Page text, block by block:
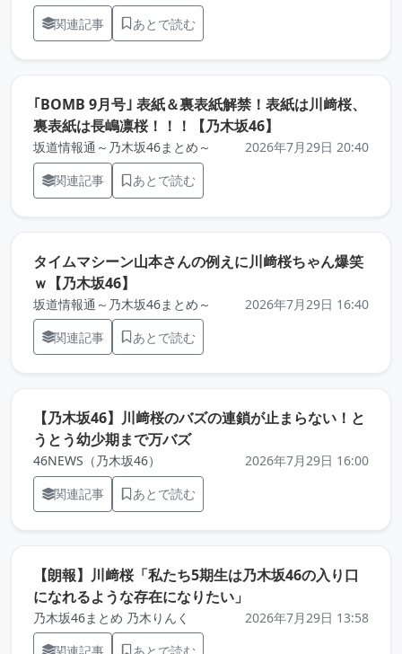
関連記事
あとで読む
｢BOMB 9月号｣ 表紙＆裏表紙解禁！表紙は川﨑桜、
裏表紙は長嶋凛桜！！！【乃木坂46】
坂道情報通～乃木坂46まとめ～
2026年7月29日 20:40
関連記事
あとで読む
タイムマシーン山本さんの例えに川﨑桜ちゃん爆笑
ｗ【乃木坂46】
坂道情報通～乃木坂46まとめ～
2026年7月29日 16:40
関連記事
あとで読む
【乃木坂46】川﨑桜のバズの連鎖が止まらない！と
うとう幼少期まで万バズ（元記事を新しいタブで開きま
46NEWS（乃木坂46）
2026年7月29日 16:00
関連記事
あとで読む
【朗報】川﨑桜「私たち5期生は乃木坂46の入り口
になれるような存在になりたい」
乃木坂46まとめ 乃木りんく
2026年7月29日 13:58